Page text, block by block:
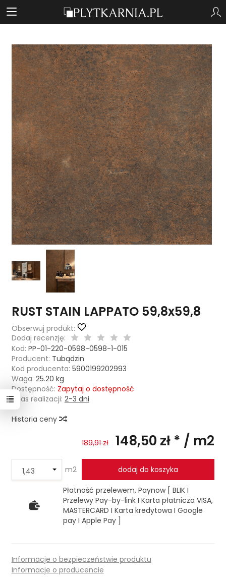
RUST STAIN LAPPATO 59,8x59,8
Obserwuj produkt:
Dodaj recenzję:
Kod: PP-01-220-0598-0598-1-015
Producent: Tubądzin
Kod producenta: 5900199202993
Waga: 25.20 kg
Dostępność: Zapytaj o dostępność
Czas realizacji: 2-3 dni
Historia ceny
189,91 zł 148,50 zł * / m2
m2 dodaj do koszyka
Płatność przelewem, Paynow [ BLIK I
Przelewy Pay-by-link I Karta płatnicza VISA,
MASTERCARD I Karta kredytowa I Google
pay I Apple Pay ]
Informacje o bezpieczeństwie produktu
Informacje o producencie